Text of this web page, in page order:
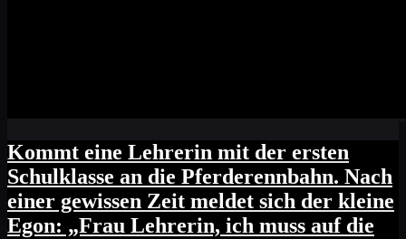
Kommt eine Lehrerin mit der ersten
Schulklasse an die Pferderennbahn. Nach
einer gewissen Zeit meldet sich der kleine
Egon: „Frau Lehrerin, ich muss auf die